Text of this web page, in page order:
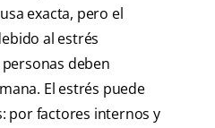
exacta, pero el
al estrés
deben
El estrés puede
por factores internos y